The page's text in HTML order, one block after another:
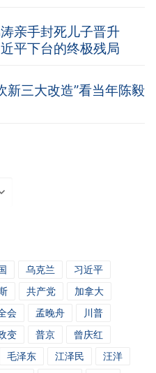
亲手封死儿子晋升
平下台的终极残局
三大改造”看当年陈毅
乌克兰
习近平
共产党
加拿大
会 孟晚舟
川普
变 普京
曾庆红
毛泽东 江泽民
汪洋